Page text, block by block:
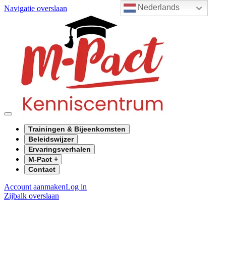
Nederlands
Navigatie overslaan
Trainingen & Bijeenkomsten
Beleidswijzer
Ervaringsverhalen
M-Pact +
Contact
Account aanmakenLog in
Zijbalk overslaan